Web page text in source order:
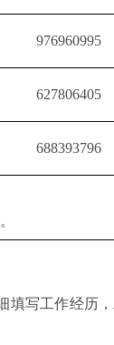
976960995
627806405
688393796
填写工作经历